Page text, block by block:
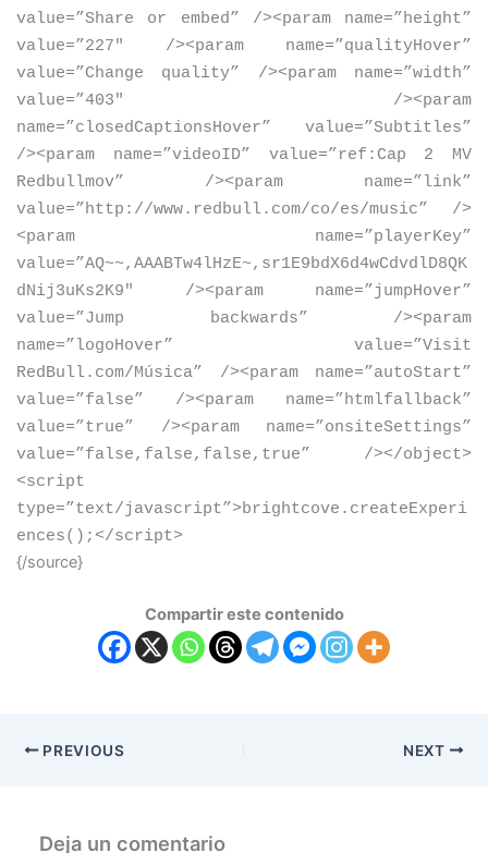
value=”Share or embed” /><param name=”height”
value=”227″ /><param name=”qualityHover”
value=”Change quality” /><param name=”width”
value=”403″ /><param
name=”closedCaptionsHover” value=”Subtitles”
/><param name=”videoID” value=”ref:Cap 2 MV
Redbullmov” /><param name=”link”
value=”http://www.redbull.com/co/es/music” />
<param name=”playerKey”
value=”AQ~~,AAABTw4lHzE~,sr1E9bdX6d4wCdvdlD8QK
dNij3uKs2K9″ /><param name=”jumpHover”
value=”Jump backwards” /><param
name=”logoHover” value=”Visit
RedBull.com/Música” /><param name=”autoStart”
value=”false” /><param name=”htmlfallback”
value=”true” /><param name=”onsiteSettings”
value=”false,false,false,true” /></object>
<script
type=”text/javascript”>brightcove.createExperi
ences(); </script>
{/source}
Compartir este contenido
PREVIOUS NEXT
Deja un comentario